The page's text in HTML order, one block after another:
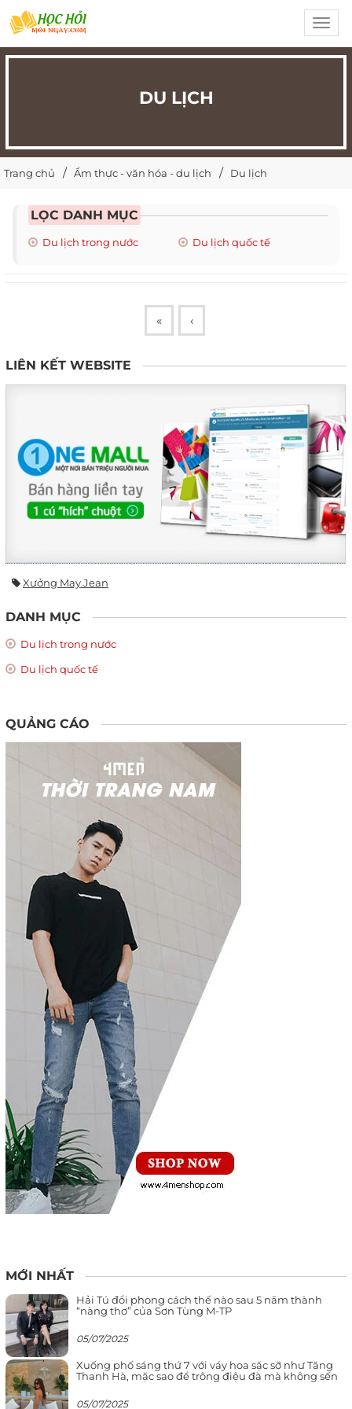
DU LỊCH
Trang chủ Ẩm thực - văn hóa - du lịch Du lịch
LỌC DANH MỤC
Du lịch trong nước Du lịch quốc tế
« ‹
LIÊN KẾT WEBSITE
Xưởng May Jean
DANH MỤC
Du lịch trong nước
Du lịch quốc tế
QUẢNG CÁO
MỚI NHẤT
Hải Tú đổi phong cách thế nào sau 5 năm thành
“nàng thơ” của Sơn Tùng M-TP
05/07/2025
Xuống phố sáng thứ 7 với váy hoa sặc sỡ như Tăng
Thanh Hà, mặc sao để trông điệu đà mà không sến
05/07/2025